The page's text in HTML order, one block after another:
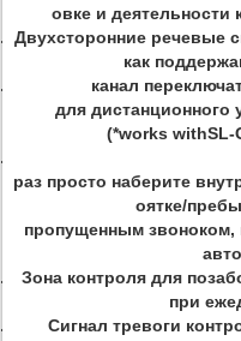
овке и деятельности
Двухсторонние речевые
как
канал
для дистанционного
(*works withSL-
раз просто наберите
оятке/
пропущенным звоноком,
Зона контроля для
при
Сигнал тревоги